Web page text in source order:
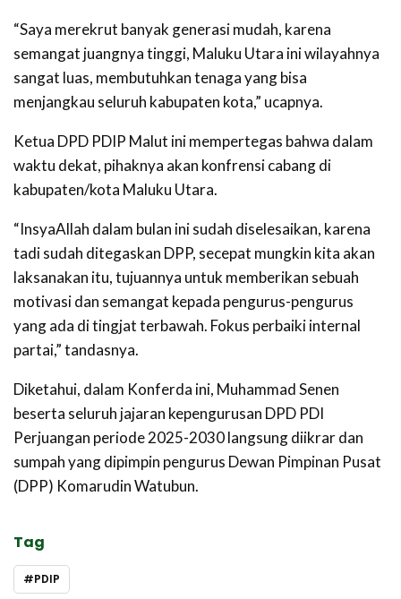
“Saya merekrut banyak generasi mudah, karena
semangat juangnya tinggi, Maluku Utara ini wilayahnya
sangat luas, membutuhkan tenaga yang bisa
menjangkau seluruh kabupaten kota,” ucapnya.
Ketua DPD PDIP Malut ini mempertegas bahwa dalam
waktu dekat, pihaknya akan konfrensi cabang di
kabupaten/kota Maluku Utara.
“InsyaAllah dalam bulan ini sudah diselesaikan, karena
tadi sudah ditegaskan DPP, secepat mungkin kita akan
laksanakan itu, tujuannya untuk memberikan sebuah
motivasi dan semangat kepada pengurus-pengurus
yang ada di tingjat terbawah. Fokus perbaiki internal
partai,” tandasnya.
Diketahui, dalam Konferda ini, Muhammad Senen
beserta seluruh jajaran kepengurusan DPD PDI
Perjuangan periode 2025-2030 langsung diikrar dan
sumpah yang dipimpin pengurus Dewan Pimpinan Pusat
(DPP) Komarudin Watubun.
Tag
PDIP